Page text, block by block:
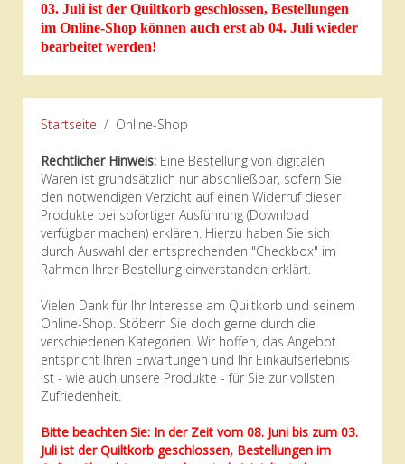
03. Juli ist der Quiltkorb geschlossen, Bestellungen
im Online-Shop können auch erst ab 04. Juli wieder
bearbeitet werden!
Startseite Online-Shop
Rechtlicher Hinweis: Eine Bestellung von digitalen
Waren ist grundsätzlich nur abschließbar, sofern Sie
den notwendigen Verzicht auf einen Widerruf dieser
Produkte bei sofortiger Ausführung (Download
verfügbar machen) erklären. Hierzu haben Sie sich
durch Auswahl der entsprechenden "Checkbox" im
Rahmen Ihrer Bestellung einverstanden erklärt.
Vielen Dank für Ihr Interesse am Quiltkorb und seinem
Online-Shop. Stöbern Sie doch gerne durch die
verschiedenen Kategorien. Wir hoffen, das Angebot
entspricht Ihren Erwartungen und Ihr Einkaufserlebnis
ist - wie auch unsere Produkte - für Sie zur vollsten
Zufriedenheit.
Bitte beachten Sie: In der Zeit vom 08. Juni bis zum 03.
Juli ist der Quiltkorb geschlossen, Bestellungen im